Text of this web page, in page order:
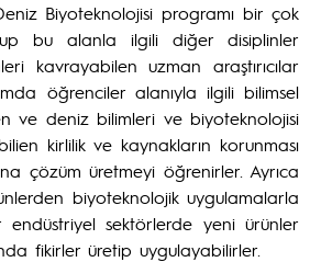
Biyoteknolojisi programı bir çok
bu alanla ilgili diğer disiplinler
kavrayabilen uzman araştırıcılar
öğrenciler alanıyla ilgili bilimsel
ve deniz bilimleri ve biyoteknolojisi
kirlilik ve kaynakların korunması
çözüm üretmeyi öğrenirler. Ayrıca
biyoteknolojik uygulamalarla
sektörlerde yeni ürünler
fikirler üretip uygulayabilirler.